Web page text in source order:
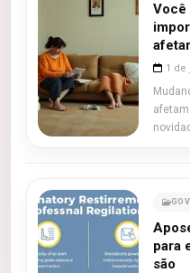
Você
1 de
para
são